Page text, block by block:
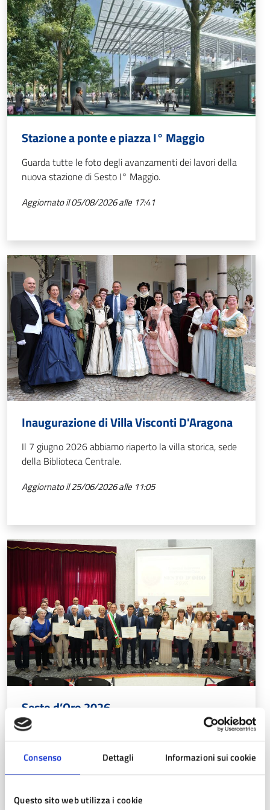
Consenso Dettagli Informazioni sui cookie
Questo sito web utilizza i cookie
Stazione a ponte e piazza I° Maggio
Guarda tutte le foto degli avanzamenti dei lavori della
nuova stazione di Sesto I° Maggio.
Aggiornato il 05/08/2026 alle 17:41
Inaugurazione di Villa Visconti D'Aragona
Il 7 giugno 2026 abbiamo riaperto la villa storica, sede
della Biblioteca Centrale.
Aggiornato il 25/06/2026 alle 11:05
Sesto d’Oro 2026
Guarda gli scatti della premiazione del Sesto d’Oro
2026!
Aggiornato il 23/06/2026 alle 10:52